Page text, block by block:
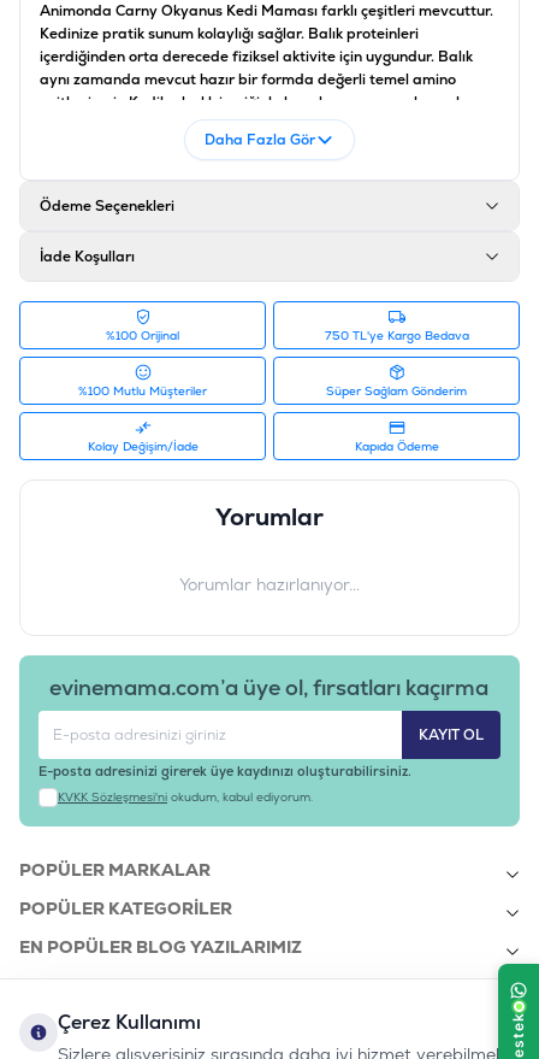
Animonda Carny Okyanus Kedi Maması farklı çeşitleri mevcuttur.
Kedinize pratik sunum kolaylığı sağlar. Balık proteinleri
içerdiğinden orta derecede fiziksel aktivite için uygundur. Balık
aynı zamanda mevcut hazır bir formda değerli temel amino
asitler içerir. Kediler balık içeriğiyle hazırlanmış mamaları çok
severler. Bu sebeptendirki hasta ve keyfi olmayan iştahsız kediler
için ideal bir kedi konservesidir.Animonda Carny Okyanus balık
kedilerin günlük beslenmesi için dengeli ve besleyici konserve
mamadır.
Et ve hayvansal türevler %60 (%30 sığır eti, domuz eti, kümes
hayvanı eti), sebze (%4 patates), mineraller, vitamin D3 200 IU,
E4 0,5 mg, E6 5,7 mg, E5 1,4 mg, E2 0,1 mg
Besin Değerleri
Ham protein %11, ham yağ %1, ham lif %0.4, ham kül %2, nem %83.
3 – 4 kilo arası 250 – 350 g
200-083855
Ürün Etiketleri
#animonda yaş mama
Daha Fazla Gör
Ödeme Seçenekleri
İade Koşulları
%100 Orijinal 750 TL'ye Kargo Bedava
%100 Mutlu Müşteriler Süper Sağlam Gönderim
Kolay Değişim/İade Kapıda Ödeme
Yorumlar
Yorumlar hazırlanıyor...
evinemama.com’a üye ol, fırsatları kaçırma
KAYIT OL
E-posta adresinizi girerek üye kaydınızı oluşturabilirsiniz.
KVKK Sözleşmesi'ni okudum, kabul ediyorum.
POPÜLER MARKALAR
POPÜLER KATEGORILER
EN POPÜLER BLOG YAZILARIMIZ
KURUMSAL
Çerez Kullanımı
Sizlere alışverişiniz sırasında daha iyi hizmet verebilmek